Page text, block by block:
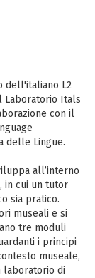
dell'italiano L2
Laboratorio Itals
con il
delle Lingue.
all’interno
in cui un tutor
sia pratico.
museali e si
tre moduli
i principi
museale,
laboratorio di